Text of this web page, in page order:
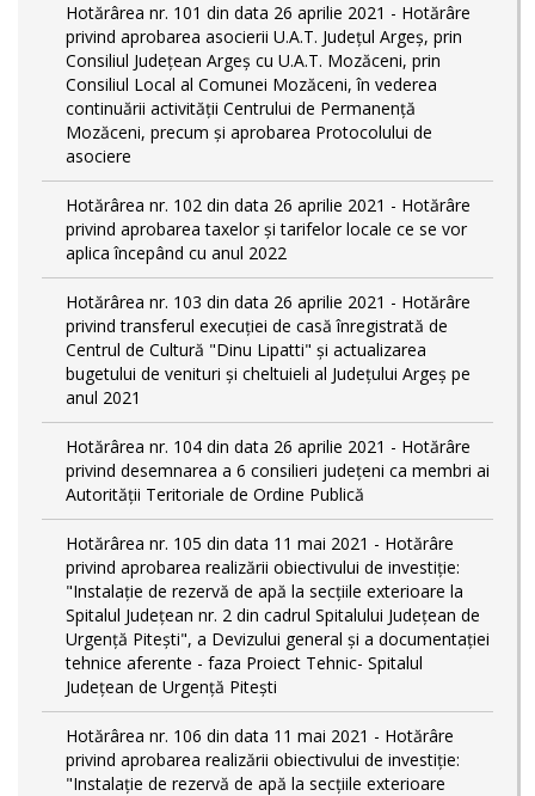
Hotărârea nr. 101 din data 26 aprilie 2021 - Hotărâre
privind aprobarea asocierii U.A.T. Județul Argeș, prin
Consiliul Județean Argeș cu U.A.T. Mozăceni, prin
Consiliul Local al Comunei Mozăceni, în vederea
continuării activității Centrului de Permanență
Mozăceni, precum și aprobarea Protocolului de
asociere
Hotărârea nr. 102 din data 26 aprilie 2021 - Hotărâre
privind aprobarea taxelor și tarifelor locale ce se vor
aplica începând cu anul 2022
Hotărârea nr. 103 din data 26 aprilie 2021 - Hotărâre
privind transferul execuției de casă înregistrată de
Centrul de Cultură "Dinu Lipatti" și actualizarea
bugetului de venituri și cheltuieli al Județului Argeș pe
anul 2021
Hotărârea nr. 104 din data 26 aprilie 2021 - Hotărâre
privind desemnarea a 6 consilieri județeni ca membri ai
Autorității Teritoriale de Ordine Publică
Hotărârea nr. 105 din data 11 mai 2021 - Hotărâre
privind aprobarea realizării obiectivului de investiție:
"Instalație de rezervă de apă la secțiile exterioare la
Spitalul Județean nr. 2 din cadrul Spitalului Județean de
Urgență Pitești", a Devizului general și a documentației
tehnice aferente - faza Proiect Tehnic- Spitalul
Județean de Urgență Pitești
Hotărârea nr. 106 din data 11 mai 2021 - Hotărâre
privind aprobarea realizării obiectivului de investiție:
"Instalație de rezervă de apă la secțiile exterioare